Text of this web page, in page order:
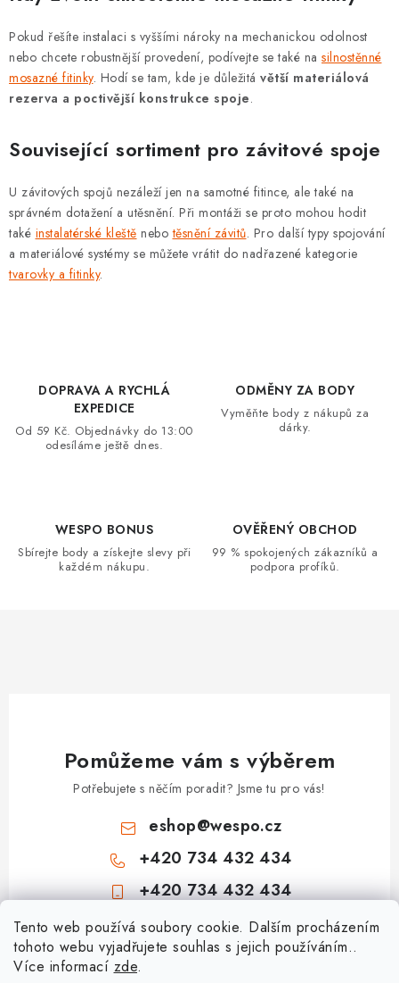
Tento web používá soubory cookie. Dalším procházením
tohoto webu vyjadřujete souhlas s jejich používáním..
Více informací zde.
Pokud řešíte instalaci s vyššími nároky na mechanickou odolnost
nebo chcete robustnější provedení, podívejte se také na silnostěnné
mosazné fitinky. Hodí se tam, kde je důležitá větší materiálová
rezerva a poctivější konstrukce spoje.
Související sortiment pro závitové spoje
U závitových spojů nezáleží jen na samotné fitince, ale také na
správném dotažení a utěsnění. Při montáži se proto mohou hodit
také instalatérské kleště nebotěsnění závitů. Pro další typy spojování
a materiálové systémy se můžete vrátit do nadřazené kategorie
tvarovky a fitinky.
DOPRAVA A RYCHLÁ
EXPEDICE
Od 59 Kč. Objednávky do 13:00
odesíláme ještě dnes.
ODMĚNY ZA BODY
Vyměňte body z nákupů za
dárky.
WESPO BONUS
Sbírejte body a získejte slevy při
každém nákupu.
OVĚŘENÝ OBCHOD
99 % spokojených zákazníků a
podpora profíků.
Pomůžeme vám s výběrem
Potřebujete s něčím poradit? Jsme tu pro vás!
eshop@wespo.cz
+420 734 432 434
+420 734 432 434
Informace pro vás